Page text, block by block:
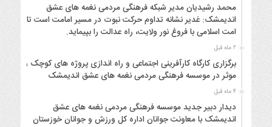
محمد رشیدیان مدیر شبکه فرهنگی مردمی نغمه های عشق
اندیمشک: غدیر نشانه تداوم حرکت نبوت در مسیر امامت است تا
امت اسلامی با فروغ نور ولایت، راه عدالت را بپیماید.
2 ماه قبل
برگزاری کارگاه کارآفرینی اجتماعی و راه اندازی پروژه های کوچک و
موثر در موسسه فرهنگی مردمی نغمه های عشق اندیمشک
4 ماه قبل
دیدار دبیر جدید موسسه فرهنگی مردمی نغمه های عشق
اندیمشک با معاونت جوانان اداره کل ورزش و جوانان خوزستان